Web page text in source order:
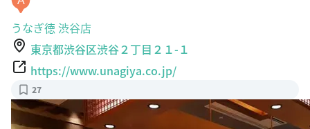
うなぎ徳 渋谷店
東京都渋谷区渋谷２丁目２１-１
https://www.unagiya.co.jp/
27